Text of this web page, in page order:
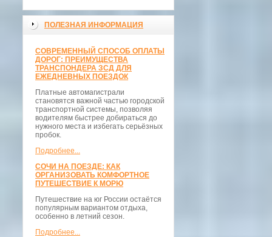
ПОЛЕЗНАЯ ИНФОРМАЦИЯ
СОВРЕМЕННЫЙ СПОСОБ ОПЛАТЫ
ДОРОГ: ПРЕИМУЩЕСТВА
ТРАНСПОНДЕРА ЗСД ДЛЯ
ЕЖЕДНЕВНЫХ ПОЕЗДОК
Платные автомагистрали
становятся важной частью городской
транспортной системы, позволяя
водителям быстрее добираться до
нужного места и избегать серьёзных
пробок.
Подробнее...
СОЧИ НА ПОЕЗДЕ: КАК
ОРГАНИЗОВАТЬ КОМФОРТНОЕ
ПУТЕШЕСТВИЕ К МОРЮ
Путешествие на юг России остаётся
популярным вариантом отдыха,
особенно в летний сезон.
Подробнее...